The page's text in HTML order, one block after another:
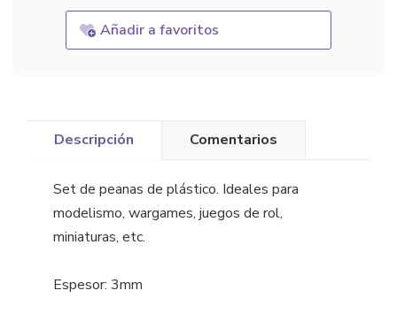
Añadir a favoritos
Descripción Comentarios
Set de peanas de plástico. Ideales para
modelismo, wargames, juegos de rol,
miniaturas, etc.
Espesor: 3mm